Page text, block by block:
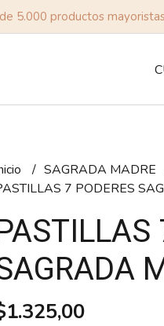
5.000 productos mayoristas
SAGRADA MADRE
7 PODERES